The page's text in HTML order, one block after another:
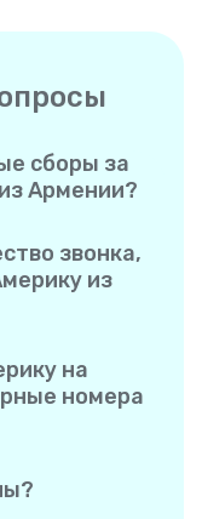
сборы за
Армении?
вы платите
Никаких
за
звонка,
из
вы
в одном
на другом
на
номера
поэтому вы